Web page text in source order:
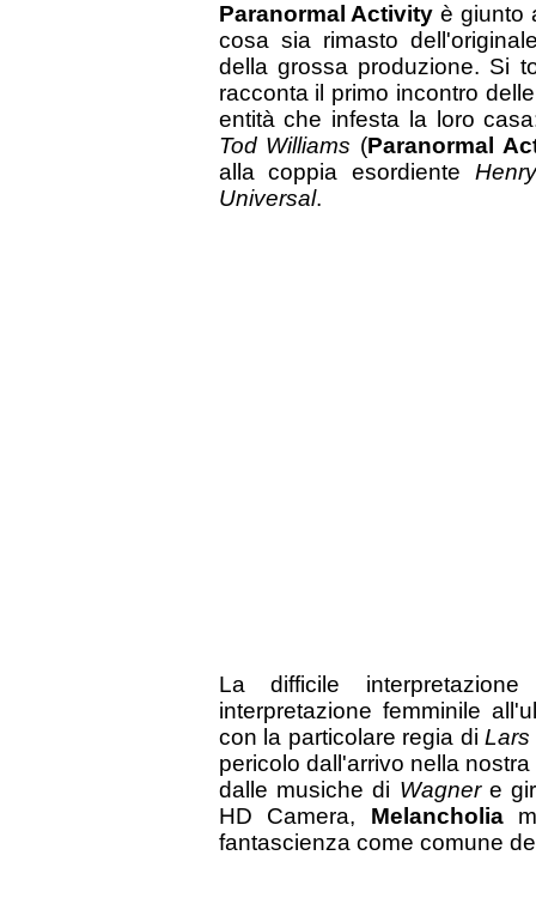
Paranormal Activity è giunto
cosa sia rimasto
della grossa produzione. Si
racconta il primo incontro
entità che infesta la loro
Tod Williams (Paranormal
alla coppia esordiente
Universal.
La difficile
interpretazione femminile
con la particolare regia diLars
pericolo dall'arrivo nella
dalle musiche di Wagner e
HD Camera, Melancholia
fantascienza come comune